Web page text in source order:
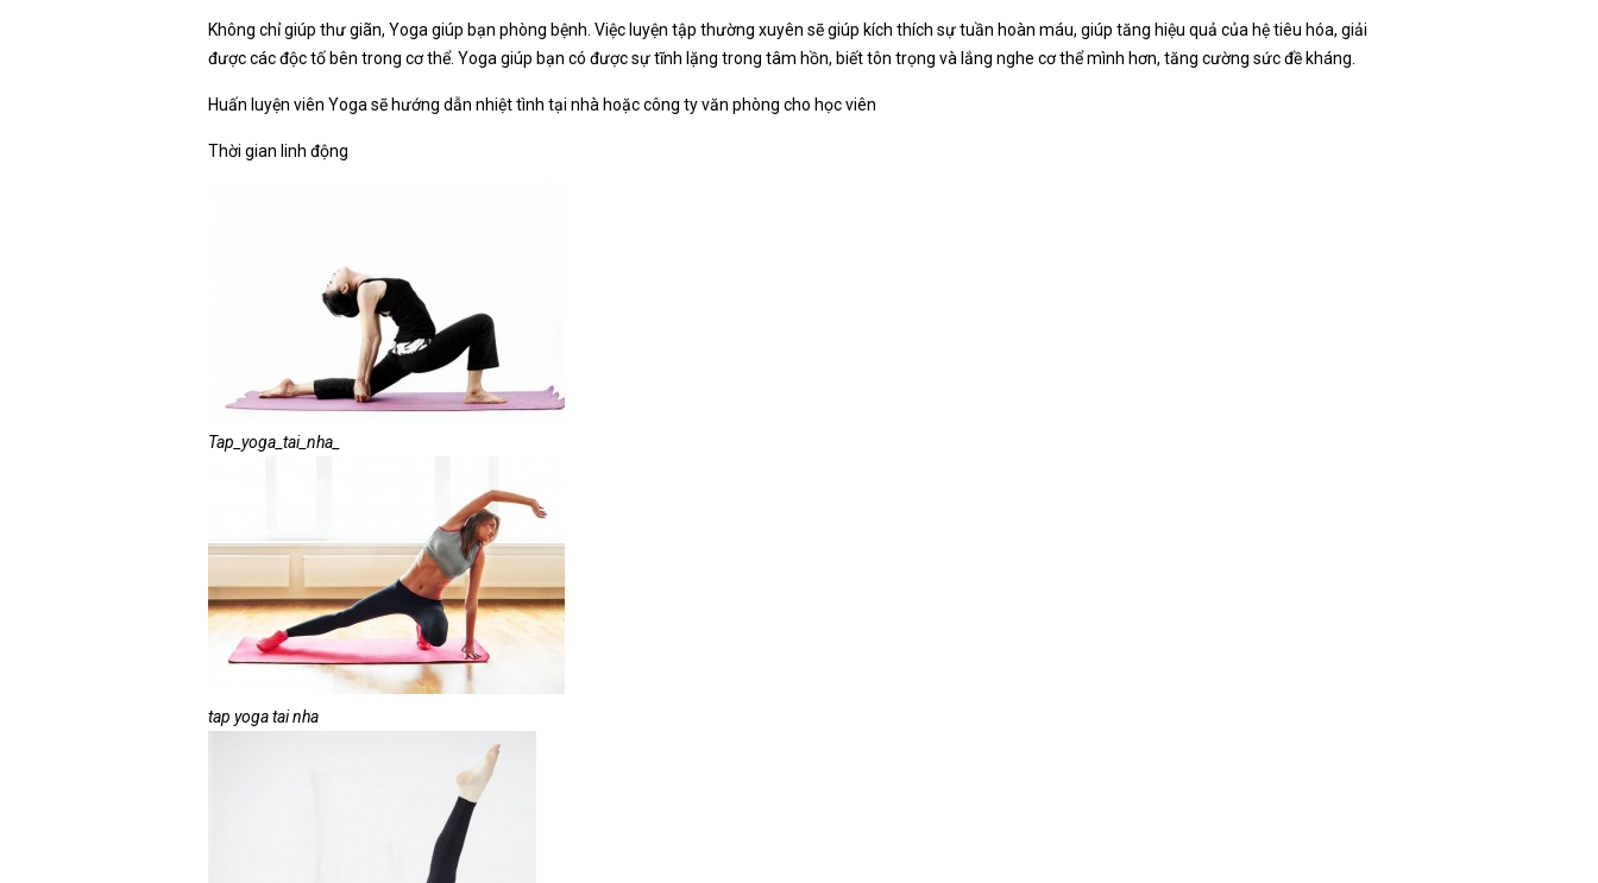
Không chỉ giúp thư giãn, Yoga giúp bạn phòng bệnh. Việc luyện tập thường xuyên sẽ giúp kích thích sự tuần hoàn máu, giúp tăng hiệu quả của hệ tiêu hóa, giải
được các độc tố bên trong cơ thể. Yoga giúp bạn có được sự tĩnh lặng trong tâm hồn, biết tôn trọng và lắng nghe cơ thể mình hơn, tăng cường sức đề kháng.
Huấn luyện viên Yoga sẽ hướng dẫn nhiệt tình tại nhà hoặc công ty văn phòng cho học viên
Thời gian linh động
Tap_yoga_tai_nha_
tap yoga tai nha